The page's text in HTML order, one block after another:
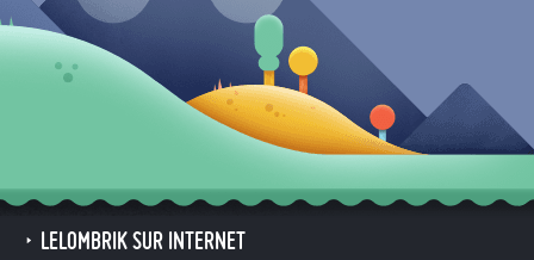
LELOMBRIK SUR INTERNET